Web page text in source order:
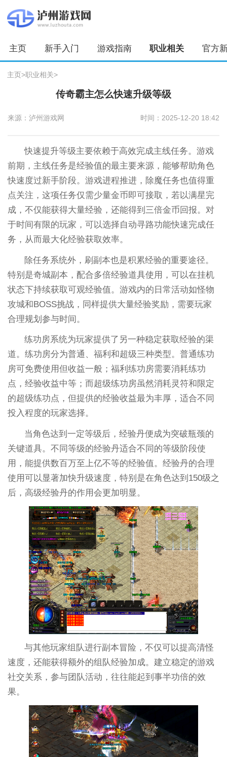
主页 新手入门 游戏指南 职业相关 官方
主页>职业相关>
传奇霸主怎么快速升级等级
来源：泸州游戏网 时间：2025-12-20 18:42
快速提升等级主要依赖于高效完成主线任务。游戏
前期，主线任务是经验值的最主要来源，能够帮助角色
快速度过新手阶段。游戏进程推进，除魔任务也值得重
点关注，这项任务仅需少量金币即可接取，若以满星完
成，不仅能获得大量经验，还能得到三倍金币回报。对
于时间有限的玩家，可以选择自动寻路功能快速完成任
务，从而最大化经验获取效率。
除任务系统外，刷副本也是积累经验的重要途径。
特别是奇城副本，配合多倍经验道具使用，可以在挂机
状态下持续获取可观经验值。游戏内的日常活动如怪物
攻城和BOSS挑战，同样提供大量经验奖励，需要玩家
合理规划参与时间。
练功房系统为玩家提供了另一种稳定获取经验的渠
道。练功房分为普通、福利和超级三种类型。普通练功
房可免费使用但收益一般；福利练功房需要消耗练功
点，经验收益中等；而超级练功房虽然消耗灵符和限定
的超级练功点，但提供的经验收益最为丰厚，适合不同
投入程度的玩家选择。
当角色达到一定等级后，经验丹便成为突破瓶颈的
关键道具。不同等级的经验丹适合不同的等级阶段使
用，能提供数百万至上亿不等的经验值。经验丹的合理
使用可以显著加快升级速度，特别是在角色达到150级之
后，高级经验丹的作用会更加明显。
与其他玩家组队进行副本冒险，不仅可以提高清怪
速度，还能获得额外的组队经验加成。建立稳定的游戏
社交关系，参与团队活动，往往能起到事半功倍的效
果。